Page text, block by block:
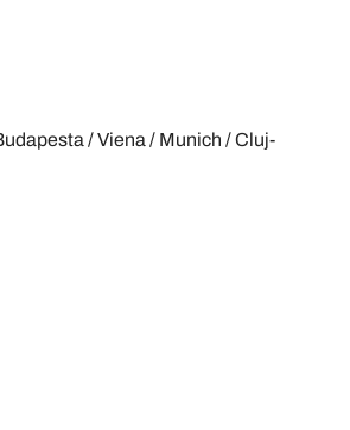
/ Viena / Munich / Cluj-